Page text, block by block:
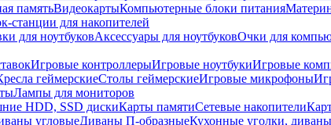
памятьВидеокартыКомпьютерные блоки питания
станции для накопителей
для ноутбуковАксессуары для ноутбуковОчки для
Игровые контроллерыИгровые ноутбукиИгровые
геймерскиеСтолы геймерскиеИгровые микрофоны
Лампы для мониторов
HDD, SSD дискиКарты памятиСетевые накопители
угловыеДиваны П-образныеКухонные уголки, диваны